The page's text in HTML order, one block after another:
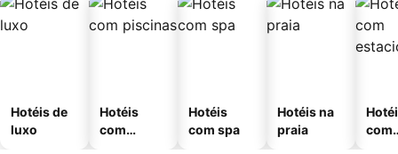
Hotéis de
luxo
Hotéis
com
Hotéis
com spa
Hotéis na
praia
com